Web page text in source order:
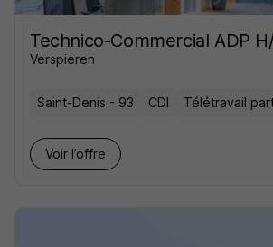
Technico-Commercial ADP
Verspieren
Saint-Denis - 93 CDI Télétravail
Voir l’offre